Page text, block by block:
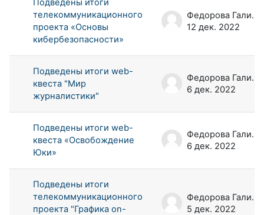
Подведены итоги
телекоммуникационного
проекта «Основы
кибербезопасности»
Федорова Галина Аркадьевна
12 дек. 2022
Подведены итоги web-
квеста "Мир
журналистики"
Федорова Галина Аркадьевна
6 дек. 2022
Подведены итоги web-
квеста «Освобождение
Юки»
Федорова Галина Аркадьевна
6 дек. 2022
Подведены итоги
телекоммуникационного
проекта "Графика on-
Федорова Галина Аркадьевна
5 дек. 2022